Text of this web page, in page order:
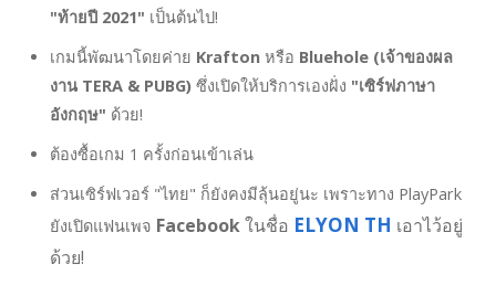
"ท้ายปี 2021" เป็นต้นไป!
เกมนี้พัฒนาโดยค่าย Krafton หรือ Bluehole (เจ้าของผล
งาน TERA & PUBG) ซึ่งเปิดให้บริการเองฝั่ง "เซิร์ฟภาษา
อังกฤษ" ด้วย!
ต้องซื้อเกม 1 ครั้งก่อนเข้าเล่น
ส่วนเซิร์ฟเวอร์ "ไทย" ก็ยังคงมีลุ้นอยู่นะ เพราะทาง PlayPark
ยังเปิดแฟนเพจ Facebookในชื่อ ELYON TH เอาไว้อยู่
ด้วย!